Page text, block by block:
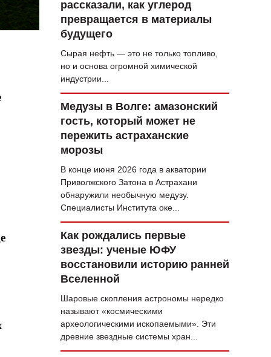
рассказали, как углерод
превращается в материалы
будущего
Сырая нефть — это не только топливо,
но и основа огромной химической
индустрии...
Медузы в Волге: амазонский
гость, который может не
пережить астраханские
морозы
В конце июня 2026 года в акватории
Приволжского Затона в Астрахани
обнаружили необычную медузу.
Специалисты Института оке...
Как рождались первые
звезды: ученые ЮФУ
восстановили историю ранней
Вселенной
Шаровые скопления астрономы нередко
называют «космическими
археологическими ископаемыми». Эти
древние звездные системы хран...